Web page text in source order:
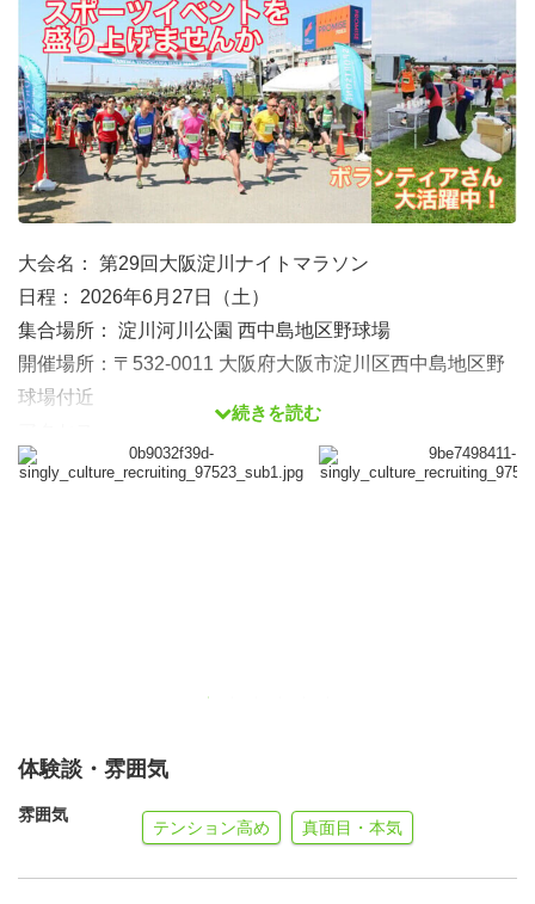
大会名： 第29回大阪淀川ナイトマラソン
日程： 2026年6月27日（土）
集合場所： 淀川河川公園 西中島地区野球場
開催場所：〒532-0011 大阪府大阪市淀川区西中島地区野
球場付近
・阪急京都線をご利用の場合：南方駅より徒歩10分
活動内容： 会場の設営・受付・荷物預かり・給水所・コ
服装： スタッフ用のビブスを当日お貸しいたします（要
※服装は、ジャージ、スラックスなど（ベージュ・紺・黒
続きを読む
体験談・雰囲気
雰囲気
テンション高め 真面目・本気